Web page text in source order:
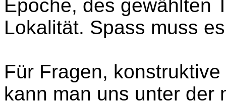
Epoche, des gewählten
Lokalität. Spass muss
Für Fragen,
kann man uns unter der